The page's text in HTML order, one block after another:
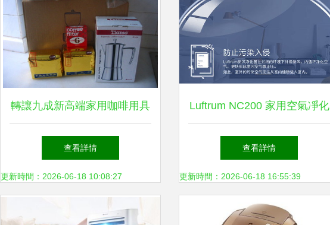
轉讓九成新高端家用咖啡用具
一套
查看詳情
更新時間：2026-06-18 10:08:27
Luftrum NC200 家用空氣凈化
器 讓清新空氣觸手可及
查看詳情
更新時間：2026-06-18 16:55:39